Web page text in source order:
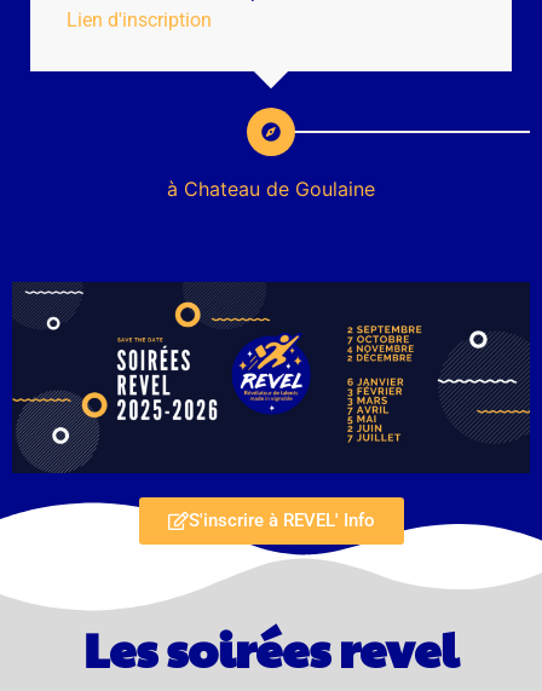
Lien d'inscription
à Chateau de Goulaine
S'inscrire à REVEL' Info
Les soirées revel